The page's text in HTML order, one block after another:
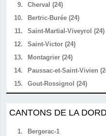
9.
Cherval (24)
10.
Bertric-Burée (24)
11.
Saint-Martial-Viveyrol (24)
12.
Saint-Victor (24)
13.
Montagrier (24)
14.
Paussac-et-Saint-Vivien
15.
Gout-Rossignol (24)
CANTONS DE LA
1. Bergerac-1